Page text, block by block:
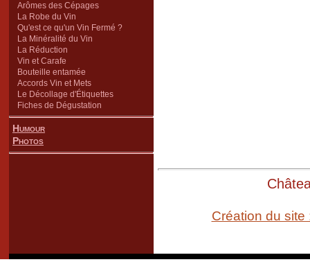
Arômes des Cépages
La Robe du Vin
Qu'est ce qu'un Vin Fermé ?
La Minéralité du Vin
La Réduction
Vin et Carafe
Bouteille entamée
Accords Vin et Mets
Le Décollage d'Étiquettes
Fiches de Dégustation
Humour
Photos
Création du site